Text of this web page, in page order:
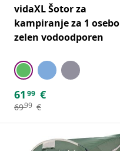
vidaXL Šotor za
kampiranje za 1 osebo
zelen vodoodporen
61 99 €
6999 €